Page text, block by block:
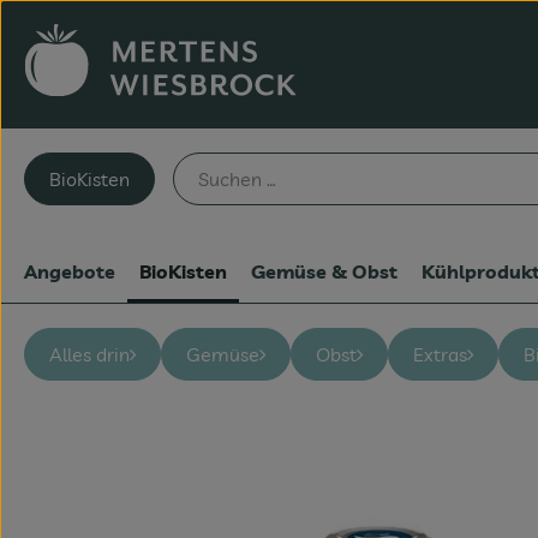
BioKisten
Angebote BioKisten Gemüse & Obst
Alles drin Gemüse Obst Extras